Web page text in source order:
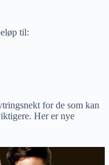
til:
for de som kan
Her er nye